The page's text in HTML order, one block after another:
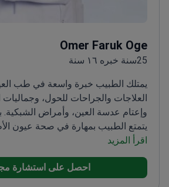
Omer Faruk Oge
25سنة خبره ١٦ سنة
يمتلك الطبيب خبرة واسعة في طب
العلاجات والجراحات للحول،
وإعتام عدسة العين، وأمراض الشبكية.
يتمتع الطبيب بمهارة في صحة عيون
فحوصات شاملة للعين.<\/p>
في إسطنبول وأكمل تخصصه في
العيون في بيوغلو. الطبيب عضو في
اقرأ المزيد
احصل على استشارة